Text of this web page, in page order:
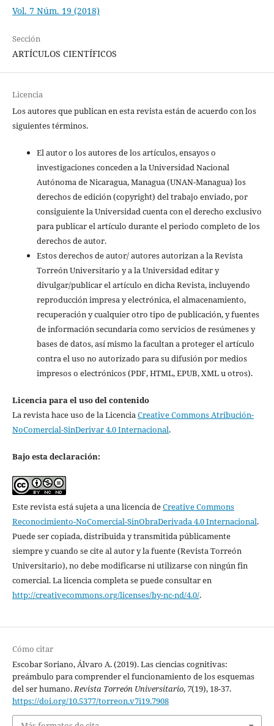
Vol. 7 Núm. 19 (2018)
Sección
ARTÍCULOS CIENTÍFICOS
Licencia
Los autores que publican en esta revista están de acuerdo con los
siguientes términos.
El autor o los autores de los artículos, ensayos o
investigaciones conceden a la Universidad Nacional
Autónoma de Nicaragua, Managua (UNAN-Managua) los
derechos de edición (copyright) del trabajo enviado, por
consiguiente la Universidad cuenta con el derecho exclusivo
para publicar el artículo durante el periodo completo de los
derechos de autor.
Estos derechos de autor/ autores autorizan a la Revista
Torreón Universitario y a la Universidad editar y
divulgar/publicar el artículo en dicha Revista, incluyendo
reproducción impresa y electrónica, el almacenamiento,
recuperación y cualquier otro tipo de publicación, y fuentes
de información secundaria como servicios de resúmenes y
bases de datos, así mismo la facultan a proteger el artículo
contra el uso no autorizado para su difusión por medios
impresos o electrónicos (PDF, HTML, EPUB, XML u otros).
Licencia para el uso del contenido
La revista hace uso de la LicenciaCreative Commons Atribución-
NoComercial-SinDerivar 4.0 Internacional.
Bajo esta declaración:
Este revista está sujeta a una licencia deCreative Commons
Reconocimiento-NoComercial-SinObraDerivada 4.0 Internacional.
Puede ser copiada, distribuida y transmitida públicamente
siempre y cuando se cite al autor y la fuente (Revista Torreón
Universitario), no debe modificarse ni utilizarse con ningún fin
comercial. La licencia completa se puede consultar en
http://creativecommons.org/licenses/by-nc-nd/4.0/.
Cómo citar
Escobar Soriano, Álvaro A. (2019). Las ciencias cognitivas:
preámbulo para comprender el funcionamiento de los esquemas
del ser humano.Revista Torreón Universitario, 7(19), 18-37.
https://doi.org/10.5377/torreon.v7i19.7908